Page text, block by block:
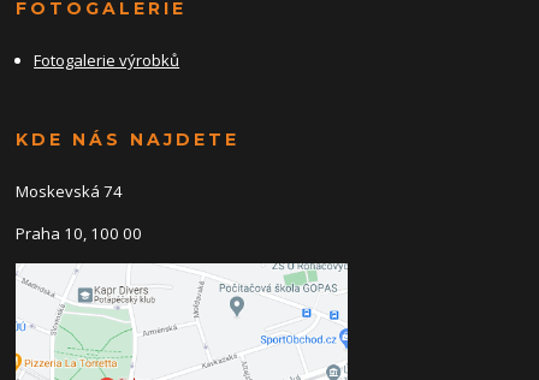
FOTOGALERIE
Fotogalerie výrobků
KDE NÁS NAJDETE
Moskevská 74
Praha 10, 100 00